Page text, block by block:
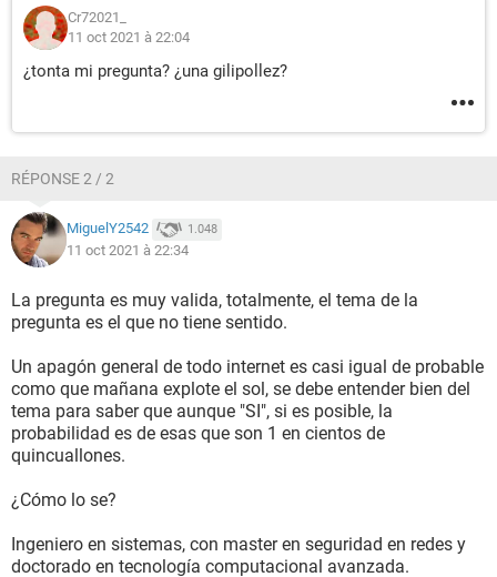
Cr72021_
11 oct 2021 à 22:04
¿tonta mi pregunta? ¿una gilipollez?
RÉPONSE 2 / 2
MiguelY2542 1.048
11 oct 2021 à 22:34
La pregunta es muy valida, totalmente, el tema de la
pregunta es el que no tiene sentido.
Un apagón general de todo internet es casi igual de probable
como que mañana explote el sol, se debe entender bien del
tema para saber que aunque "SI", si es posible, la
probabilidad es de esas que son 1 en cientos de
quincuallones.
¿Cómo lo se?
Ingeniero en sistemas, con master en seguridad en redes y
doctorado en tecnología computacional avanzada.